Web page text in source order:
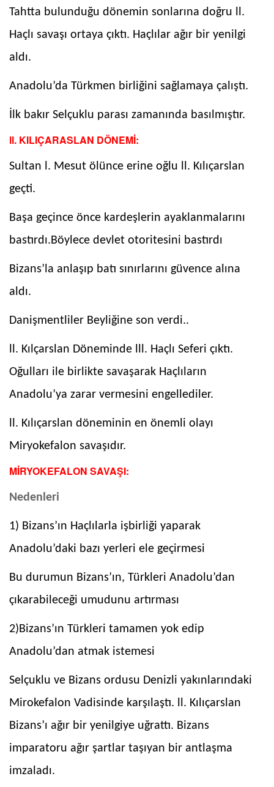
Tahtta bulunduğu dönemin sonlarına doğru ll.
Haçlı savaşı ortaya çıktı. Haçlılar ağır bir yenilgi
aldı.
Anadolu’da Türkmen birliğini sağlamaya çalıştı.
İlk bakır Selçuklu parası zamanında basılmıştır.
ll. KILIÇARASLAN DÖNEMİ:
Sultan l. Mesut ölünce erine oğlu ll. Kılıçarslan
geçti.
Başa geçince önce kardeşlerin ayaklanmalarını
bastırdı.Böylece devlet otoritesini bastırdı
Bizans’la anlaşıp batı sınırlarını güvence alına
aldı.
Danişmentliler Beyliğine son verdi..
ll. Kılçarslan Döneminde lll. Haçlı Seferi çıktı.
Oğulları ile birlikte savaşarak Haçlıların
Anadolu’ya zarar vermesini engellediler.
ll. Kılıçarslan döneminin en önemli olayı
Miryokefalon savaşıdır.
MİRYOKEFALON SAVAŞI:
Nedenleri
1) Bizans’ın Haçlılarla işbirliği yaparak
Anadolu’daki bazı yerleri ele geçirmesi
Bu durumun Bizans’ın, Türkleri Anadolu’dan
çıkarabileceği umudunu artırması
2)Bizans’ın Türkleri tamamen yok edip
Anadolu’dan atmak istemesi
Selçuklu ve Bizans ordusu Denizli yakınlarındaki
Mirokefalon Vadisinde karşılaştı. ll. Kılıçarslan
Bizans’ı ağır bir yenilgiye uğrattı. Bizans
imparatoru ağır şartlar taşıyan bir antlaşma
imzaladı.